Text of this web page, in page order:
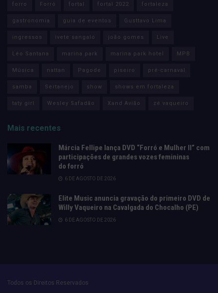
forro Forró fortal fortal 2022 fortaleza
gastronomia guia de eventos Gusttavo Lima
ingressos ivete sangalo joão gomes Live
Léo Santana marina park marina park hotel MPB
Música nattan Pagode piseiro pré-carnaval
samba Sertanejo show shows em fortaleza
taty girl Wesley Safadão Xand Avião zé vaqueiro
Mais recentes
Márcia Fellipe lança DVD “Forró e Mulher II” com
participações de grandes vozes femininas
do forró
6 DE AGOSTO DE 2026
Elite Music anuncia gravação do primeiro DVD de
Willy Vaqueiro na Cavalgada do Chocalho (PE)
6 DE AGOSTO DE 2026
Todos os Direitos Reservados